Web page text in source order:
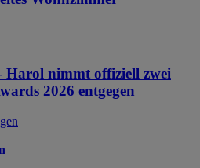
Harol nimmt offiziell zwei
2026 entgegen